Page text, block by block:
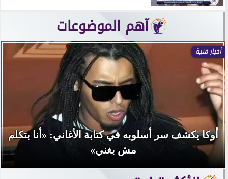
آهم الموضوعات
أخبار فنية
ذكرى وفاة سناء مظهر.. حكاية الفنانة التي تألقت في
13 فيلمًا ثم...